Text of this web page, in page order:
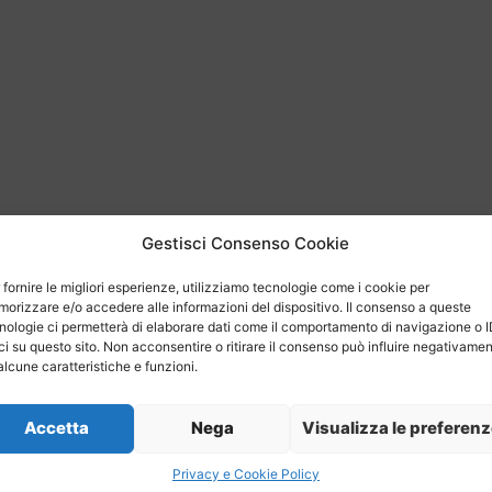
Gestisci Consenso Cookie
fornire le migliori esperienze, utilizziamo tecnologie come i cookie per
e/o accedere alle informazioni del dispositivo. Il consenso a queste
ci permetterà di elaborare dati come il comportamento di navigazione o
su questo sito. Non acconsentire o ritirare il consenso può influire
caratteristiche e funzioni.
Accetta Nega Visualizza le
Privacy e Cookie Policy
FVG avrai la garanzia di
qualità, assistenza e spedizioni